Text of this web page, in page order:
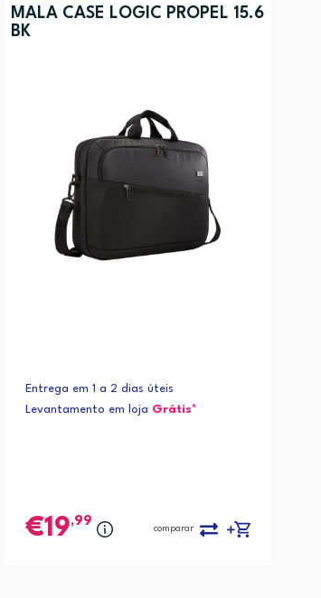
MALA CASE LOGIC PROPEL 15.6
BK
Entrega em 1 a 2 dias úteis
Levantamento em loja Grátis*
19,99
comparar